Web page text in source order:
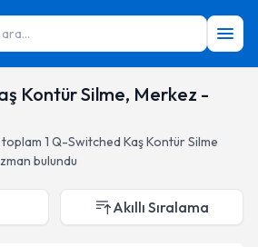
Kontür Silme, Merkez -
1 Q-Switched Kaş Kontür Silme
bulundu
Akıllı Sıralama